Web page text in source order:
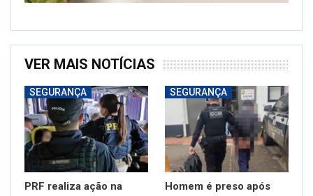
VER MAIS NOTÍCIAS
SEGURANÇA
PRF realiza ação na
SEGURANÇA
Homem é preso após